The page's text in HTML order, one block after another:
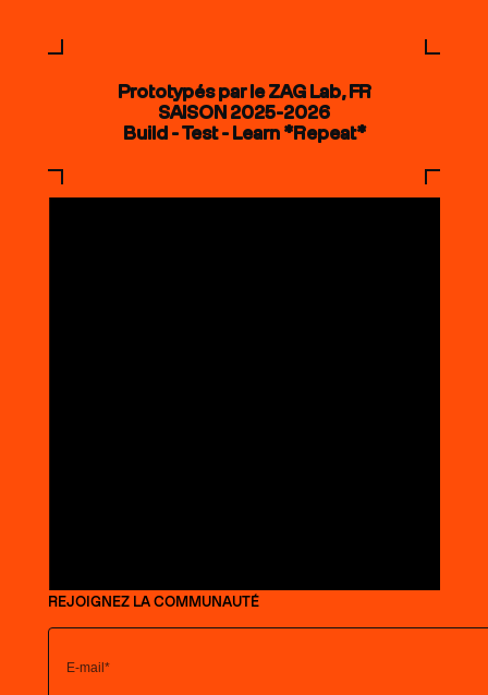
Prototypés par le ZAG Lab, FR
SAISON 2025-2026
Build - Test - Learn *Repeat*
REJOIGNEZ LA COMMUNAUTÉ